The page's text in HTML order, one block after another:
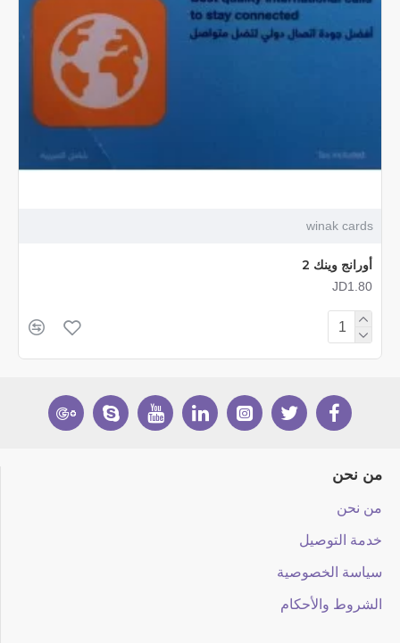
winak cards
أورانج وينك 2
JD1.80
من نحن
من نحن
خدمة التوصيل
سياسة الخصوصية
الشروط والأحكام